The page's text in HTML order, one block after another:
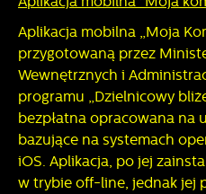
Aplikacja mobilna „Moja
przygotowaną przez
Wewnętrznych i
programu „Dzielnicowy
bezpłatna opracowana na
bazujące na systemach
iOS. Aplikacja, po jej
w trybie off-line, jednak jej